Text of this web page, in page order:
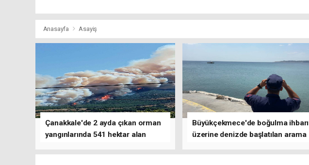
Anasayfa Asayiş
Çanakkale'de 2 ayda çıkan orman
yangınlarında 541 hektar alan
Büyükçekmece'de boğulma ihbarı
üzerine denizde başlatılan arama